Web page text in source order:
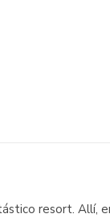
resort.